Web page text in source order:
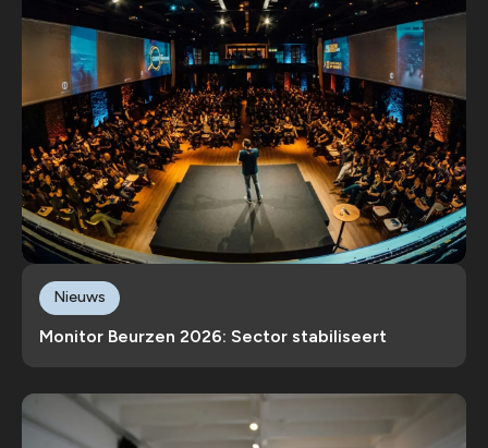
Monitor Beurzen 2026: Sector stabiliseert
Nieuws